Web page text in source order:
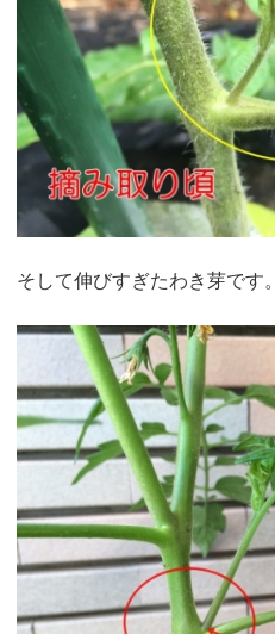
そして伸びすぎたわき芽です。